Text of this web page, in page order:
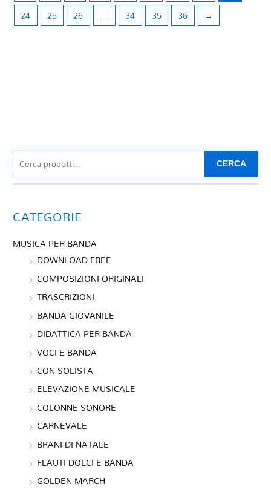
24
25 26 … 34 35 36 →
CERCA
CATEGORIE
MUSICA PER BANDA
DOWNLOAD FREE
COMPOSIZIONI ORIGINALI
TRASCRIZIONI
BANDA GIOVANILE
DIDATTICA PER BANDA
VOCI E BANDA
CON SOLISTA
ELEVAZIONE MUSICALE
COLONNE SONORE
CARNEVALE
BRANI DI NATALE
FLAUTI DOLCI E BANDA
GOLDEN MARCH